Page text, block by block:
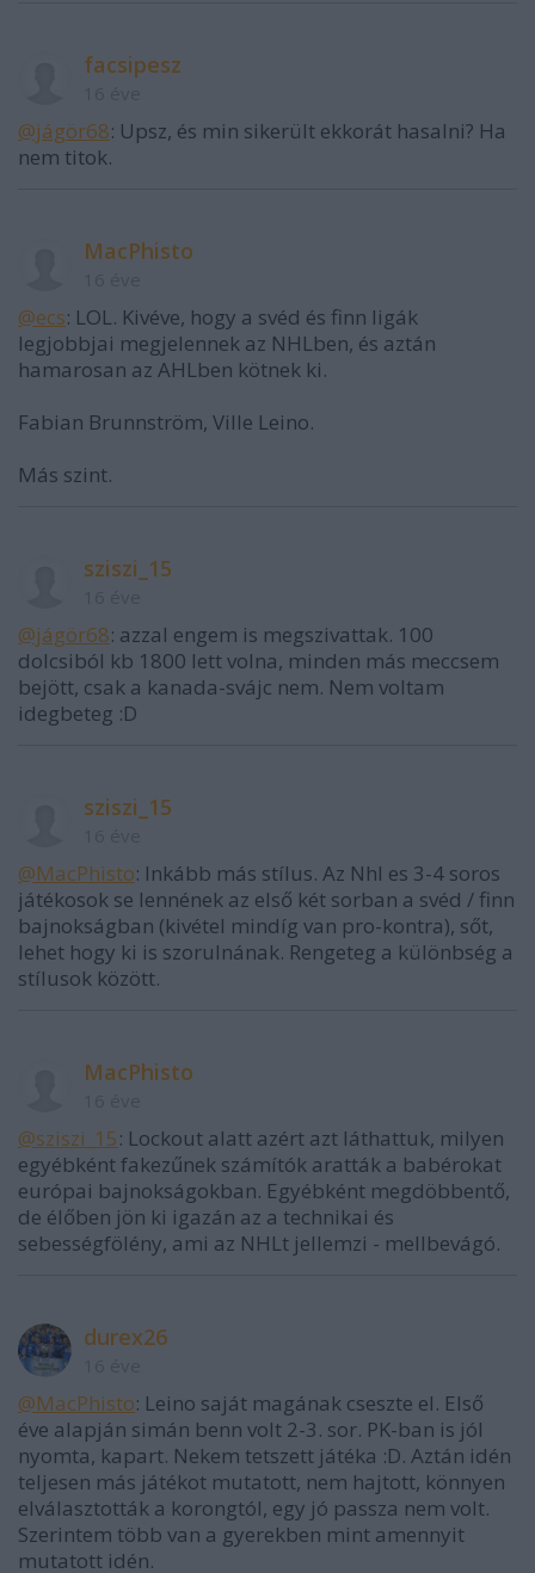
facsipesz
@jágör68: Upsz, és min sikerült ekkorát hasalni? Ha
nem titok.
MacPhisto
@ecs: LOL. Kivéve, hogy a svéd és finn ligák
legjobbjai megjelennek az NHLben, és aztán
hamarosan az AHLben kötnek ki.
Fabian Brunnström, Ville Leino.
Más szint.
sziszi_15
@jágör68: azzal engem is megszivattak. 100
dolcsiból kb 1800 lett volna, minden más meccsem
bejött, csak a kanada-svájc nem. Nem voltam
idegbeteg :D
sziszi_15
@MacPhisto: Inkább más stílus. Az Nhl es 3-4 soros
játékosok se lennének az első két sorban a svéd / finn
bajnokságban (kivétel mindíg van pro-kontra), sőt,
lehet hogy ki is szorulnának. Rengeteg a különbség a
stílusok között.
MacPhisto
@sziszi_15: Lockout alatt azért azt láthattuk, milyen
egyébként fakezűnek számítók aratták a babérokat
európai bajnokságokban. Egyébként megdöbbentő,
de élőben jön ki igazán az a technikai és
sebességfölény, ami az NHLt jellemzi - mellbevágó.
durex26
@MacPhisto: Leino saját magának cseszte el. Első
éve alapján simán benn volt 2-3. sor. PK-ban is jól
nyomta, kapart. Nekem tetszett játéka :D. Aztán idén
teljesen más játékot mutatott, nem hajtott, könnyen
elválasztották a korongtól, egy jó passza nem volt.
Szerintem több van a gyerekben mint amennyit
mutatott idén.